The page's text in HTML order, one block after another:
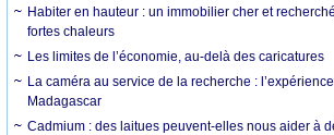
Habiter en hauteur : un immobilier cher et
fortes chaleurs
Les limites de l’économie, au-delà des caricatures
La caméra au service de la recherche :
Madagascar
Cadmium : des laitues peuvent-elles nous aider à